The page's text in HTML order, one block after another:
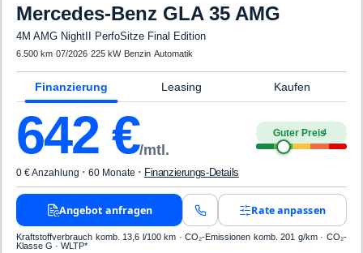
Mercedes-Benz GLA 35 AMG
4M AMG NightII PerfoSitze Final Edition
6.500 km·07/2026·225 kW· Benzin·Automatik
Finanzierung Leasing Kaufen
642 €/mtl.
Guter Preis4
0 € Anzahlung · 60 Monate · Finanzierungs-Details
Angebot anfragen Rate anpassen
Kraftstoffverbrauch komb. 13,6 l/100 km · CO₂-Emissionen komb. 201 g/km · CO₂-
Klasse G · WLTP*